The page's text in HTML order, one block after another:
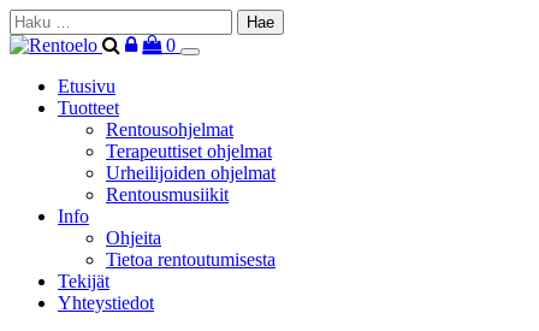
Haku:
0 Ostoskori
Etusivu
Tuotteet
Rentousohjelmat
Terapeuttiset ohjelmat
Urheilijoiden ohjelmat
Rentousmusiikit
Info
Ohjeita
Tietoa rentoutumisesta
Tekijät
Yhteystiedot